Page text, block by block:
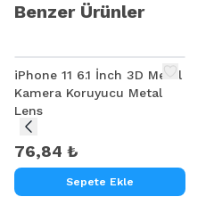
Benzer Ürünler
iPhone 11 6.1 İnch 3D Metal
Kamera Koruyucu Metal
Lens
76,84 ₺
Sepete Ekle